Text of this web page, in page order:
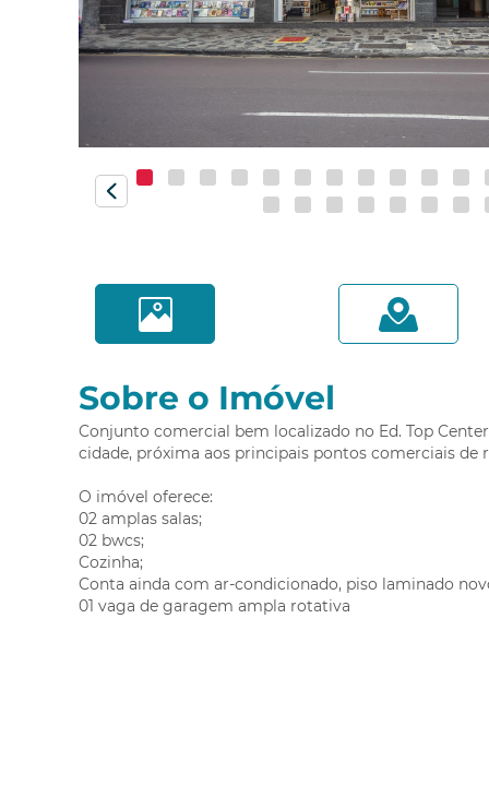
Monza
Novo Mundo
Pinheirinho
Portão
Santa Felicidade
Santa Quitéria
São Lourenço
Sítio Cercado
Tingui
Vila Izabel
Sobre o Imóvel
Conjunto comercial bem localizado no Ed. Top
cidade, próxima aos principais pontos comerciais de
O imóvel oferece:
02 amplas salas;
02 bwcs;
Cozinha;
Conta ainda com ar-condicionado, piso laminado
01 vaga de garagem ampla rotativa
Quero agendar uma visita!
Cidade: